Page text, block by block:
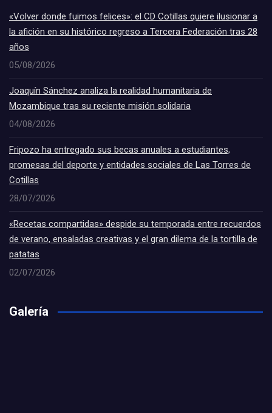
«Volver donde fuimos felices»: el CD Cotillas quiere ilusionar a
la afición en su histórico regreso a Tercera Federación tras 28
años
05/08/2026
Joaquín Sánchez analiza la realidad humanitaria de
Mozambique tras su reciente misión solidaria
04/08/2026
Fripozo ha entregado sus becas anuales a estudiantes,
promesas del deporte y entidades sociales de Las Torres de
Cotillas
28/07/2026
«Recetas compartidas» despide su temporada entre recuerdos
de verano, ensaladas creativas y el gran dilema de la tortilla de
patatas
02/07/2026
Galería